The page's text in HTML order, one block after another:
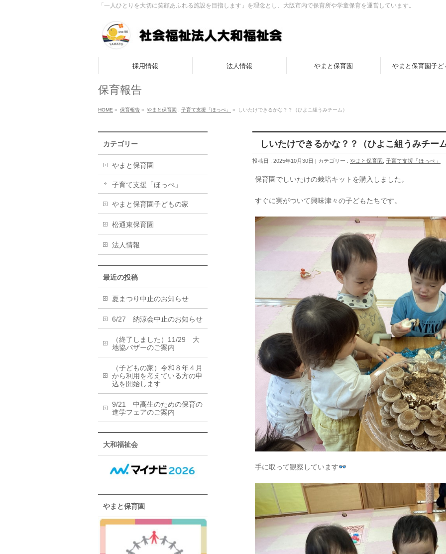
「一人ひとりを大切に笑顔あふれる施設を目指します」を理念とし、大阪市内で保育所や学童保育を運営しています。
採用情報 法人情報 やまと保育園 やまと保育園子ど
保育報告
HOME » 保育報告 » やまと保育園 子育て支援「ほっぺ」 » しいたけできるかな？？（ひよこ組うみチーム）
しいたけできるかな？？（ひよこ組うみチー
投稿日 : 2025年10月30日 | カテゴリー : やまと保育園 子育て支援「ほっぺ」
保育園でしいたけの栽培キットを購入しました。
すぐに実がついて興味津々の子どもたちです。
手に取って観察しています
カテゴリー
やまと保育園
子育て支援「ほっぺ」
やまと保育園子どもの家
松通東保育園
法人情報
最近の投稿
夏まつり中止のお知らせ
6/27 納涼会中止のお知らせ
（終了しました）11/29 大
地協バザーのご案内
（子どもの家）令和８年４月
から利用を考えている方の申
込を開始します
9/21 中高生のための保育の
進学フェアのご案内
大和福祉会
やまと保育園